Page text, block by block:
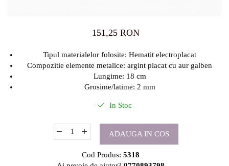
151,25 RON
Tipul materialelor folosite: Hematit electroplacat
Compozitie elemente metalice: argint placat cu aur galben
Lungime: 18 cm
Grosime/latime: 2 mm
In Stoc
ADAUGA IN COS
Cod Produs: 5318